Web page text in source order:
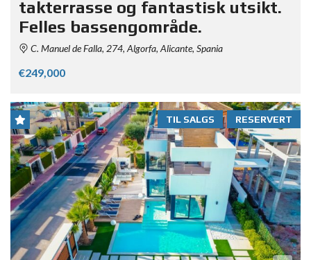
takterrasse og fantastisk utsikt.
Felles bassengområde.
C. Manuel de Falla, 274, Algorfa, Alicante, Spania
€249,000
RESERVERT
TIL SALGS